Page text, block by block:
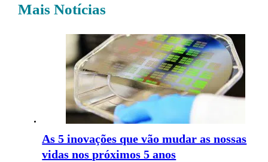
Mais Notícias
As 5 inovações que vão mudar as nossas
vidas nos próximos 5 anos